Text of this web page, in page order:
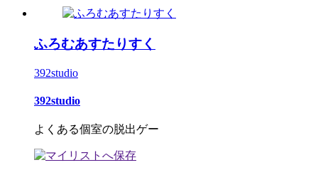
ふろむあすたりすく
392studio
392studio
よくある個室の脱出ゲー